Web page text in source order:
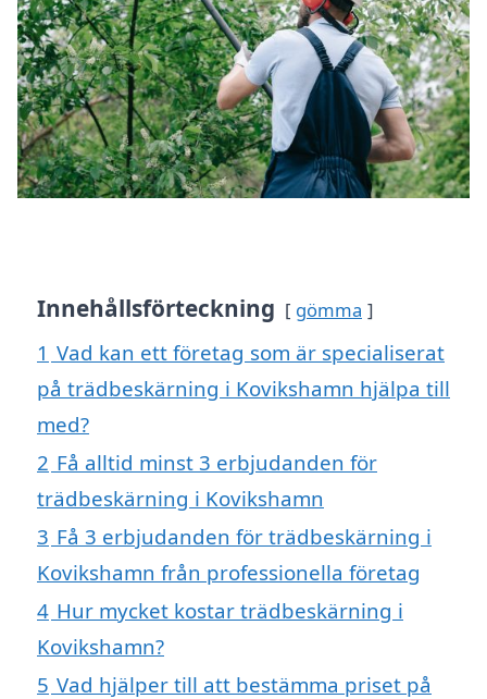
Innehållsförteckning gömma
1 Vad kan ett företag som är specialiserat
på trädbeskärning i Kovikshamn hjälpa till
med?
2 Få alltid minst 3 erbjudanden för
trädbeskärning i Kovikshamn
3 Få 3 erbjudanden för trädbeskärning i
Kovikshamn från professionella företag
4 Hur mycket kostar trädbeskärning i
Kovikshamn?
5 Vad hjälper till att bestämma priset på